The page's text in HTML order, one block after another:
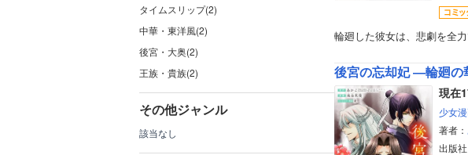
タイムスリップ(2)
中華・東洋風(2)
後宮・大奥(2)
王族・貴族(2)
その他ジャンル
該当なし
輪廻した彼女は、悲劇を全
後宮の忘却妃 ―輪廻の
現在
少女
著者：
出版社